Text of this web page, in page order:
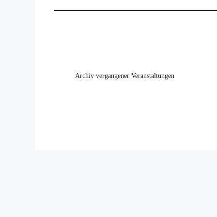
Archiv vergangener Veranstaltungen